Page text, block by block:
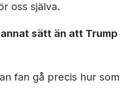
oss själva.
sätt än att Trump
fan gå precis hur som